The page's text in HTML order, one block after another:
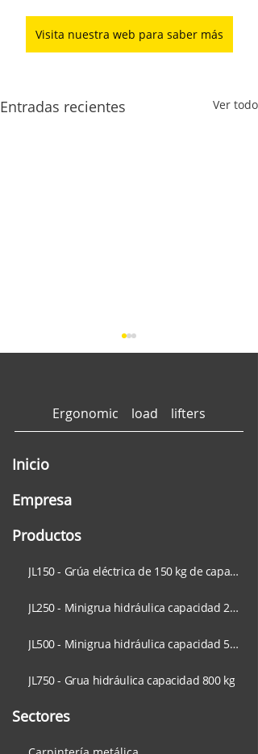
Visita nuestra web para saber más
Entradas recientes Ver todo
Mover cargas en
máxima
maniobrabilidad y
mínimo espacio con las
minigrúas giratorias
Ergonomic load lifters
Inicio
Empresa
Productos
JL150 - Grúa eléctrica de 150 kg de capacidad
JL250 - Minigrua hidráulica capacidad 250 kg
JL500 - Minigrua hidráulica capacidad 550 kg
JL750 - Grua hidráulica capacidad 800 kg
Sectores